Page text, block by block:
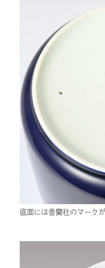
底面には香蘭社のマーク